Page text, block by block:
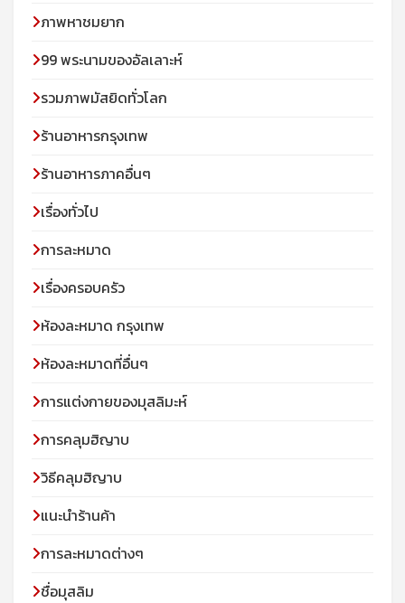
ภาพหาชมยาก
99 พระนามของอัลเลาะห์
รวมภาพมัสยิดทั่วโลก
ร้านอาหารกรุงเทพ
ร้านอาหารภาคอื่นๆ
เรื่องทั่วไป
การละหมาด
เรื่องครอบครัว
ห้องละหมาด กรุงเทพ
ห้องละหมาดที่อื่นๆ
การแต่งกายของมุสลิมะห์
การคลุมฮิญาบ
วิธีคลุมฮิญาบ
แนะนำร้านค้า
การละหมาดต่างๆ
ชื่อมุสลิม